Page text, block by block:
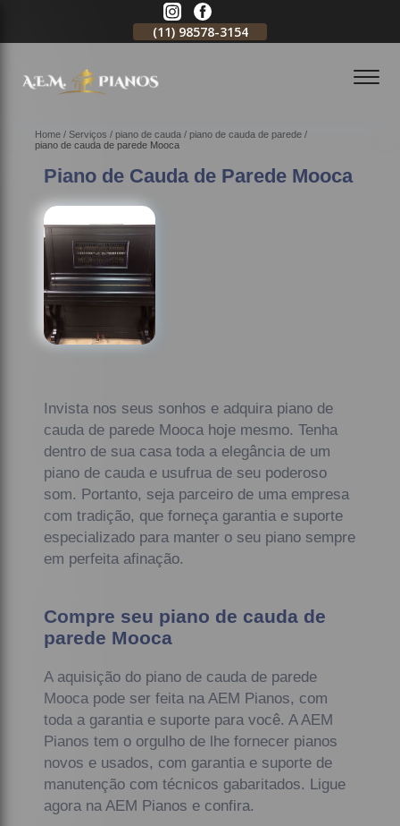
(11) 98578-3154
Home Serviços piano de cauda
piano de cauda de parede
piano de cauda de parede Mooca
Piano de Cauda de Parede Mooca
Invista nos seus sonhos e adquira piano de
cauda de parede Mooca hoje mesmo. Tenha
dentro de sua casa toda a elegância de um
piano de cauda e usufrua de seu poderoso
som. Portanto, seja parceiro de uma empresa
com tradição, que forneça garantia e suporte
especializado para manter o seu piano sempre
em perfeita afinação.
Compre seu piano de cauda de
parede Mooca
A aquisição do piano de cauda de parede
Mooca pode ser feita na AEM Pianos, com
toda a garantia e suporte para você. A AEM
Pianos tem o orgulho de lhe fornecer pianos
novos e usados, com garantia e suporte de
manutenção com técnicos gabaritados. Ligue
agora na AEM Pianos e confira.